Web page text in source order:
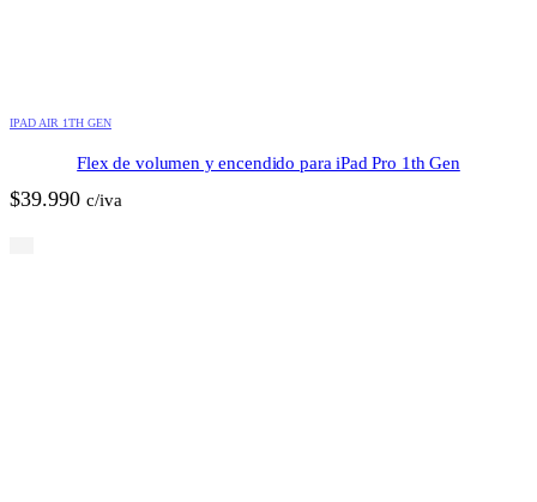
IPAD AIR 1TH GEN
Flex de volumen y encendido para iPad Pro 1th Gen
$39.990 c/iva